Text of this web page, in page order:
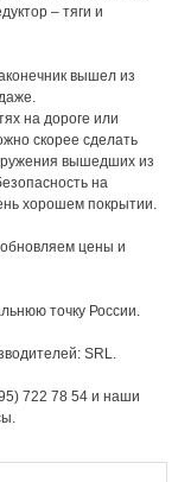
– тяги и
вышел из
на дороге или
скорее сделать
вышедших из
на
хорошем покрытии.
обновляем цены и
точку России.
SRL.
722 78 54 и наши